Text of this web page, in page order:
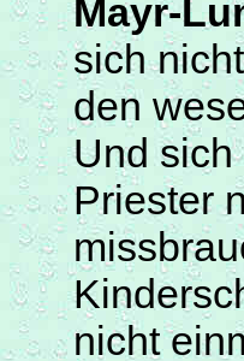
Mayr-
sich
den
Und
Priester
nicht